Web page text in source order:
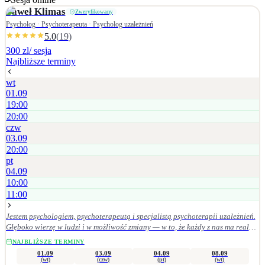
Paweł Klimas Zweryfikowany
Psycholog · Psychoterapeuta · Psycholog uzależnień
5.0(19)
300 zl/ sesja
Najbliższe terminy
wt
01.09
19:00
20:00
czw
03.09
20:00
pt
04.09
10:00
11:00
Jestem psychologiem, psychoterapeutą i specjalistą psychoterapii uzależnień.
Głęboko wierzę w ludzi i w możliwość zmiany — w to, że każdy z nas ma realny
wpływ na swoje życie, wystarczy w to uwierzyć i konsekwentnie działać w
(alkohol, hazard, seksualność, media społecznościowe), • depresją, nerwicą,
NAJBLIŻSZE TERMINY
01.09
(wt)
03.09
(czw)
04.09
(pt)
08.09
(wt)